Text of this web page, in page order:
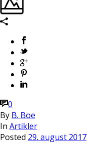
0
By B. Boe
In Artikler
Posted 29. august 2017